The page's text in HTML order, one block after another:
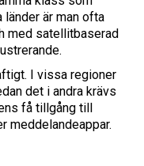
är man ofta
med satellitbaserad
I vissa regioner
det i andra krävs
få tillgång till
meddelandeappar.